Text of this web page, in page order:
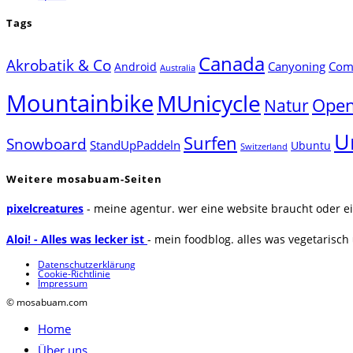
Tags
Akrobatik & Co Android Australia Canada Canyoning
MountainbikeMUnicycle Natur
Snowboard StandUpPaddeln Surfen Switzerland Ubuntu
Weitere mosabuam-Seiten
pixelcreatures - meine agentur. wer eine website braucht oder
Aloi! - Alles was lecker ist - mein foodblog. alles was
Datenschutzerklärung
Cookie-Richtlinie
Impressum
© mosabuam.com
Home
Über uns